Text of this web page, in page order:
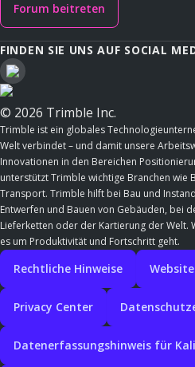
Forum beitreten
FINDEN SIE UNS AUF SOCIAL
© 2026 Trimble Inc.
Trimble ist ein globales
Welt verbindet – und damit unsere
Innovationen in den Bereichen
unterstützt Trimble wichtige Branchen wie
Transport. Trimble hilft bei Bau und
Entwerfen und Bauen von Gebäuden, bei
Lieferketten oder der Kartierung der Welt.
es um Produktivität und Fortschritt geht.
Rechtliche Hinweise
Privacy Center
Datenerfassungshinweis für